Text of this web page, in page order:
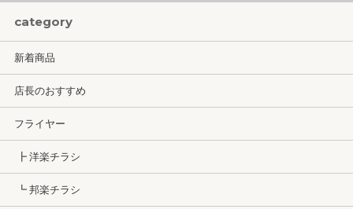
category
新着商品
店長のおすすめ
フライヤー
┣ 洋楽チラシ
┗ 邦楽チラシ